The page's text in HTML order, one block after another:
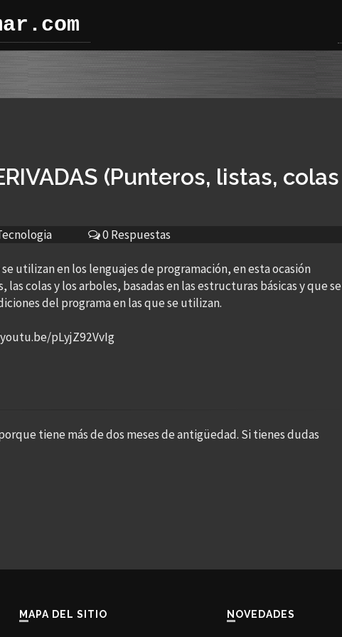
(Punteros, listas, colas
0 Respuestas
utilizan en los lenguajes de programación, en esta ocasión
colas y los arboles, basadas en las estructuras básicas y que se
del programa en las que se utilizan.
pLyjZ92VvIg
tiene más de dos meses de antigüedad. Si tienes dudas
MAPA DEL SITIO NOVEDADES